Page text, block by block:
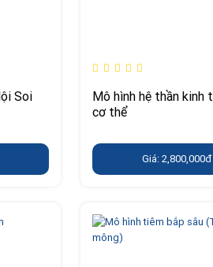
Soi
Mô hình hệ thần kinh
cơ thể
Giá: 2,800,000đ